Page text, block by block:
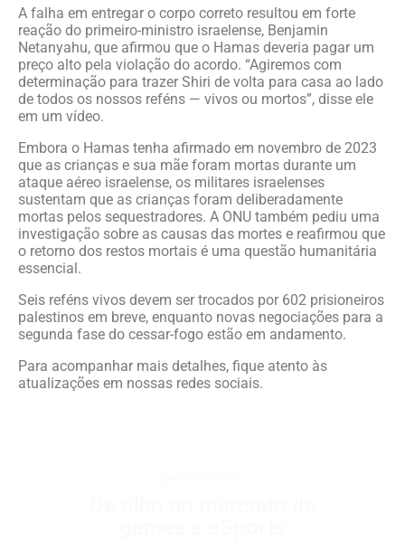
A falha em entregar o corpo correto resultou em forte
reação do primeiro-ministro israelense, Benjamin
Netanyahu, que afirmou que o Hamas deveria pagar um
preço alto pela violação do acordo. “Agiremos com
determinação para trazer Shiri de volta para casa ao lado
de todos os nossos reféns — vivos ou mortos”, disse ele
em um vídeo.
Embora o Hamas tenha afirmado em novembro de 2023
que as crianças e sua mãe foram mortas durante um
ataque aéreo israelense, os militares israelenses
sustentam que as crianças foram deliberadamente
mortas pelos sequestradores. A ONU também pediu uma
investigação sobre as causas das mortes e reafirmou que
o retorno dos restos mortais é uma questão humanitária
essencial.
Seis reféns vivos devem ser trocados por 602 prisioneiros
palestinos em breve, enquanto novas negociações para a
segunda fase do cessar-fogo estão em andamento.
Para acompanhar mais detalhes, fique atento às
atualizações em nossas redes sociais.